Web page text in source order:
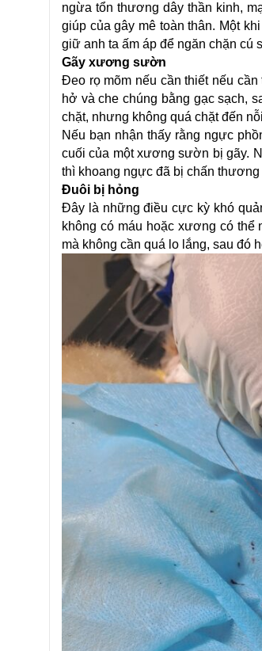
ngừa tổn thương dây thần kinh,
giúp của gây mê toàn thân. Một
giữ anh ta ấm áp để ngăn chặn cú
Gãy xương sườn
Đeo rọ mõm nếu cần thiết nếu
hở và che chúng bằng gạc sạch,
chặt, nhưng không quá chặt đến
Nếu bạn nhận thấy rằng ngực
cuối của một xương sườn bị gãy.
thì khoang ngực đã bị chấn
Đuôi bị hỏng
Đây là những điều cực kỳ khó
không có máu hoặc xương có
mà không cần quá lo lắng, sau đó